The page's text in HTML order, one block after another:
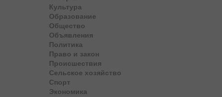
Культура
Образование
Общество
Объявления
Политика
Право и закон
Происшествия
Сельское хозяйство
Спорт
Экономика